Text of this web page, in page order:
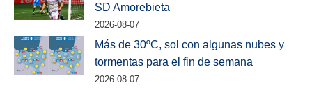
SD Amorebieta
2026-08-07
Más de 30ºC, sol con algunas nubes y
tormentas para el fin de semana
2026-08-07